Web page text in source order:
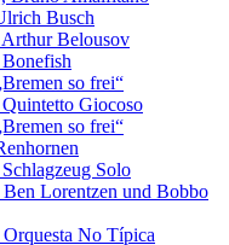
Busch
Belousov
so frei“
Giocoso
so frei“
Solo
Lorentzen und Bobbo
No Típica